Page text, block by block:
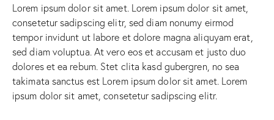
Lorem ipsum dolor sit amet. Lorem ipsum dolor sit amet,
consetetur sadipscing elitr, sed diam nonumy eirmod
tempor invidunt ut labore et dolore magna aliquyam erat,
sed diam voluptua. At vero eos et accusam et justo duo
dolores et ea rebum. Stet clita kasd gubergren, no sea
takimata sanctus est Lorem ipsum dolor sit amet. Lorem
ipsum dolor sit amet, consetetur sadipscing elitr.